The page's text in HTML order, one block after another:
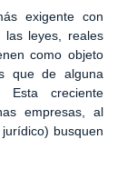
exigente con
las leyes, reales
como objeto
que de alguna
Esta creciente
empresas, al
busquen